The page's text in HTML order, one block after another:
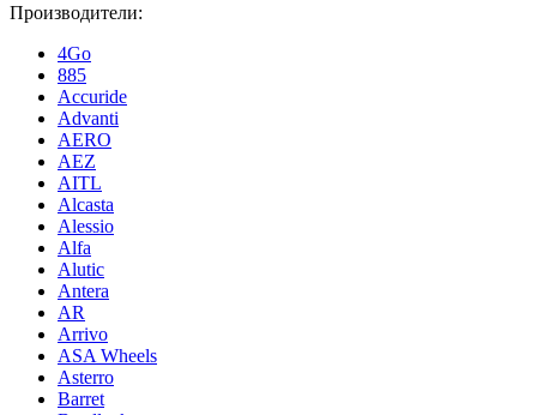
Производители:
4Go
885
Accuride
Advanti
AERO
AEZ
AITL
Alcasta
Alessio
Alfa
Alutic
Antera
AR
Arrivo
ASA Wheels
Asterro
Barret